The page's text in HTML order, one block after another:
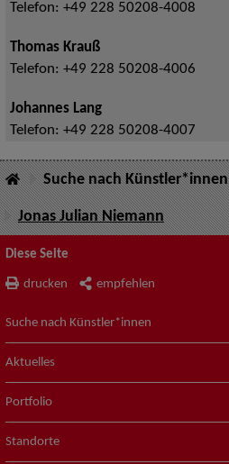
Telefon: +49 228 50208-4008
Thomas Krauß
Telefon: +49 228 50208-4006
Johannes Lang
Telefon: +49 228 50208-4007
Suche nach Künstler*innen
Jonas Julian Niemann
Diese Seite
drucken empfehlen
Suche nach Künstler*innen
Aktuelles
Portfolio
Standorte